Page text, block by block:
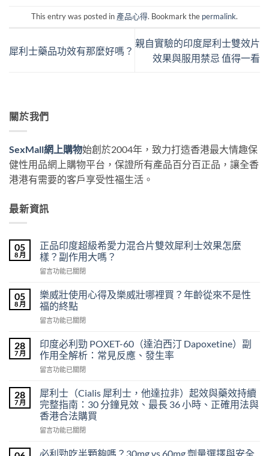
This entry was posted in 產品心得. Bookmark the permalink.
犀利士藥品功效有那麼好嗎？
親自實驗的印度犀利士雙效片
效果與服用禁忌 值得一看
關於我們
SexMall網上購物始創於2004年，致力打造香港最大情趣保
健性用品網上購物平台，保證所有產品百分百正品，讓全香
港港有需要的客戶享受性福生活。
最新資訊
05
8 月
正品印度超級希愛力混合片雙效犀利士效果怎麼
樣？副作用大嗎？
在
品
印
度
超
希
愛
力
混
片
雙
效
利
效
留言功能已關閉
05
8 月
樂威壯使用心得及樂威壯哪裡買？年齡從來不是性
福的終點
在
威
壯
使
用
得
及
樂
威
壯
裡
留言功能已關閉
28
7 月
印度必利勁 POXET-60（達泊西汀 Dapoxetine）副
作用全解析：常見反應、發生率
在
度
必
利
勁
POXET-
泊
留言功能已關閉
28
7 月
犀利士（Cialis 犀利士，他達拉非）起效與藥效持續
完整指南：30 分鐘見效、最長 36 小時、正確用法與
香港合法購買
在
利
留言功能已關閉
必利勁吃半顆夠嗎？30mg vs 60mg 劑量選擇與安全